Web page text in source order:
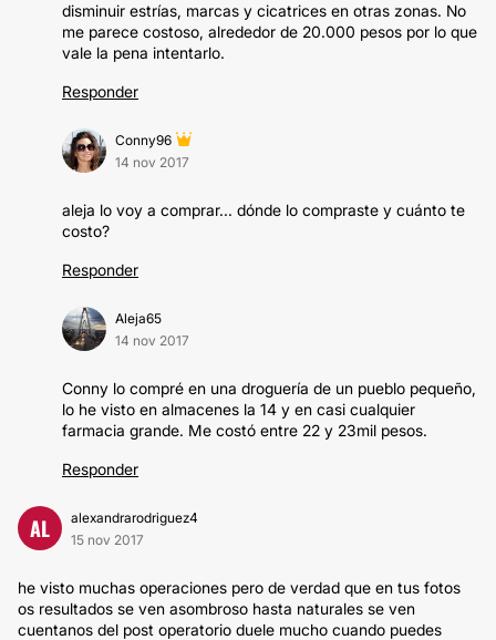
disminuir estrías, marcas y cicatrices en otras zonas. No
me parece costoso, alrededor de 20.000 pesos por lo que
vale la pena intentarlo.
Responder
Conny96
14 nov 2017
aleja lo voy a comprar... dónde lo compraste y cuánto te
costo?
Responder
Aleja65
14 nov 2017
Conny lo compré en una droguería de un pueblo pequeño,
lo he visto en almacenes la 14 y en casi cualquier
farmacia grande. Me costó entre 22 y 23mil pesos.
Responder
AL
alexandrarodriguez4
15 nov 2017
he visto muchas operaciones pero de verdad que en tus fotos
os resultados se ven asombroso hasta naturales se ven
cuentanos del post operatorio duele mucho cuando puedes